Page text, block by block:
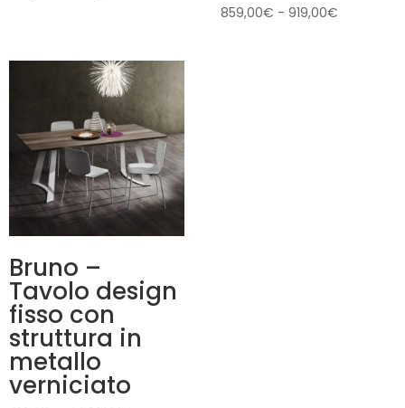
259,00€
a
459,00€
859,00€ - 919,00€
Bruno –
Tavolo design
fisso con
struttura in
metallo
verniciato